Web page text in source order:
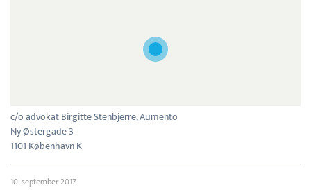
c/o advokat Birgitte Stenbjerre, Aumento
Ny Østergade 3
1101 København K
10. september 2017